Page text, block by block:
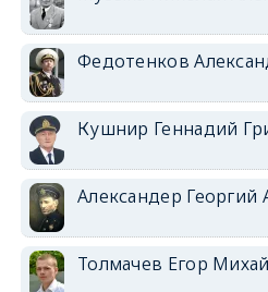
Федотенков
Кушнир Геннадий
Александер Георгий
Толмачев Егор